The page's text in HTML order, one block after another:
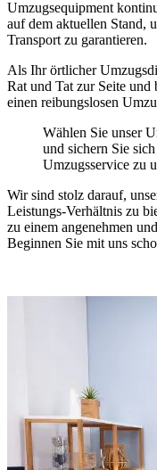
Umzugsequipment
auf dem aktuellen Stand,
Transport zu garantieren.
Als Ihr örtlicher
Rat und Tat zur Seite
einen reibungslosen
Wählen Sie unser
und sichern Sie
Umzugsservice zu
Wir sind stolz darauf,
Leistungs-Verhältnis zu
zu einem angenehmen
Beginnen Sie mit uns